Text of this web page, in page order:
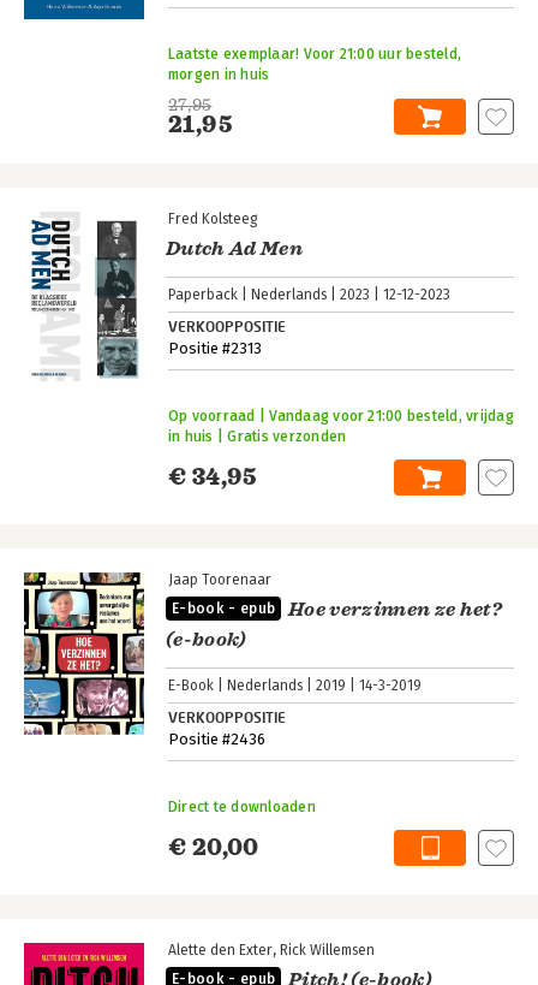
27,95
21,95
Laatste exemplaar! Voor 21:00 uur besteld,
morgen in huis
Fred Kolsteeg
Dutch Ad Men
Paperback Nederlands 2023 12-12-2023
VERKOOPPOSITIE
Positie #2313
€ 34,95
Op voorraad | Vandaag voor 21:00 besteld, vrijdag
in huis | Gratis verzonden
Jaap Toorenaar
E-book - epub
Hoe verzinnen ze het?
(e-book)
E-Book Nederlands 2019 14-3-2019
VERKOOPPOSITIE
Positie #2436
€ 20,00
Direct te downloaden
Alette den Exter Rick Willemsen
E-book - epub
Pitch! (e-book)